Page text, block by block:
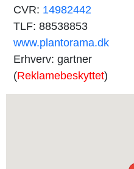
CVR: 14982442
TLF: 88538853
www.plantorama.dk
Erhverv: gartner
(Reklamebeskyttet)